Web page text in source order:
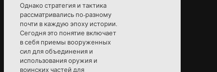
Однако стратегия и тактика
рассматривались по-разному
почти в каждую эпоху истории.
Сегодня это понятие включает
в себя приемы вооруженных
сил для объединения и
использования оружия и
воинских частей для